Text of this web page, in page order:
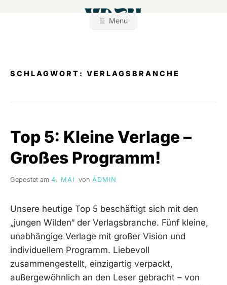
Menu
SCHLAGWORT: VERLAGSBRANCHE
Top 5: Kleine Verlage –
Großes Programm!
Gepostet am 4. MAI von ADMIN
Unsere heutige Top 5 beschäftigt sich mit den
„jungen Wilden“ der Verlagsbranche. Fünf kleine,
unabhängige Verlage mit großer Vision und
individuellem Programm. Liebevoll
zusammengestellt, einzigartig verpackt,
außergewöhnlich an den Leser gebracht – von